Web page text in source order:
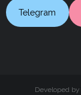
Telegram
Developed by